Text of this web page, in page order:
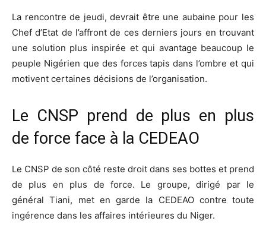
La rencontre de jeudi, devrait être une aubaine pour les
Chef d’Etat de l’affront de ces derniers jours en trouvant
une solution plus inspirée et qui avantage beaucoup le
peuple Nigérien que des forcestapis dans l’ombre et qui
motivent certaines décisions de l’organisation.
Le CNSP prend de plus en plus
de force face à la CEDEAO
Le CNSP de son côté reste droit dans ses bottes et prend
de plus en plus de force. Le groupe, dirigé par le
généralTiani, met en garde la CEDEAO contre toute
ingérence dans les affaires intérieures du Niger.